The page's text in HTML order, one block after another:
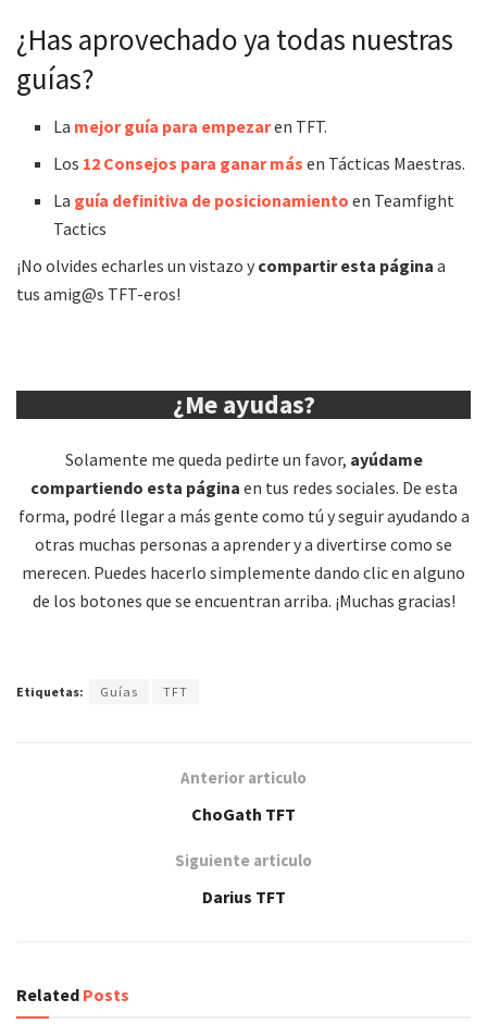
¿Has aprovechado ya todas nuestras
guías?
La mejor guía para empezaren TFT.
Los 12 Consejos para ganar más en Tácticas Maestras.
La guía definitiva de posicionamiento en Teamfight
Tactics
¡No olvides echarles un vistazo y compartir esta página a
tus amig@s TFT-eros!
¿Me ayudas?
Solamente me queda pedirte un favor, ayúdame
compartiendo esta página en tus redes sociales. De esta
forma, podré llegar a más gente como tú y seguir ayudando a
otras muchas personas a aprender y a divertirse como se
merecen. Puedes hacerlo simplemente dando clic en alguno
de los botones que se encuentran arriba. ¡Muchas gracias!
Etiquetas: Guías TFT
Anterior articulo
ChoGath TFT
Siguiente articulo
Darius TFT
Related Posts